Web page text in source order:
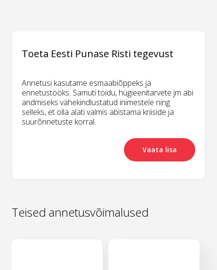
Toeta Eesti Punase Risti tegevust
Annetusi kasutame esmaabiõppeks ja
ennetustööks. Samuti toidu, hügieenitarvete jm abi
andmiseks vähekindlustatud inimestele ning
selleks, et olla alati valmis abistama kriiside ja
suurõnnetuste korral.
Vaata lisa
Teised annetusvõimalused